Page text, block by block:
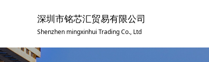
深圳市铭芯汇贸易有限公司
Shenzhen mingxinhui Trading Co., Ltd